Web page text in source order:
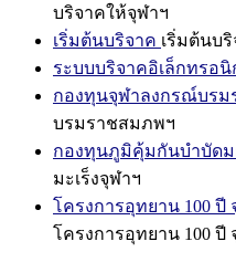
บริจาคให้จุฬาฯ
เริ่มต้นบริจาค เริ่มต้นบ
ระบบบริจาคอิเล็กทรอนิ
กองทุนจุฬาลงกรณ์บรม
บรมราชสมภพฯ
กองทุนภูมิคุ้มกันบำบัดม
มะเร็งจุฬาฯ
โครงการอุทยาน 100
โครงการอุทยาน 100